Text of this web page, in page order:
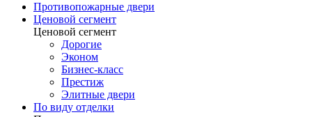
Противопожарные двери
Ценовой сегмент
Ценовой сегмент
Дорогие
Эконом
Бизнес-класс
Престиж
Элитные двери
По виду отделки